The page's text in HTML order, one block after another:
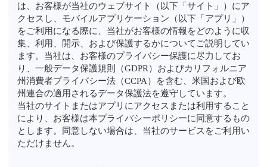
は、お客様が当社のウェブサイト（以下「サイト」）にア
クセスし、モバイルアプリケーション（以下「アプリ」）
をご利用になる際に、当社がお客様の情報をどのように収
集、利用、開示、および保護するかについてご説明してい
ます。当社は、お客様のプライバシー保護に尽力してお
り、一般データ保護規則（GDPR）およびカリフォルニア
州消費者プライバシー法（CCPA）を含む、米国および欧
州連合の適用されるデータ保護法を遵守しています。
当社のサイトまたはアプリにアクセスまたは利用すること
により、お客様は本プライバシーポリシーに同意するもの
とします。同意しない場合は、当社のサービスをご利用い
ただけません。